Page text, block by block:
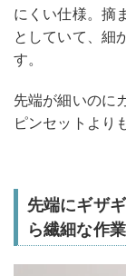
にくい仕様。摘
としていて、細
す。
先端が細いのに
ピンセットより
先端にギザ
ら繊細な作